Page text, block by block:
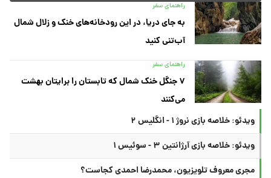
راهنمای سفر
به جای دریا، در این رودخانه‌های خنک و زلال شمال
آب‌تنی کنید
راهنمای سفر
۷ جنگل خنک شمال که تابستان را برایتان بهشت
می‌کنند
ویدئو: خلاصه بازی نروژ ۱ - انگلیس ۲
ویدئو: خلاصه بازی آرژانتین ۳ - سوئیس ۱
مجری معروف تلویزیون، محمدرضا احمدی کجاست؟